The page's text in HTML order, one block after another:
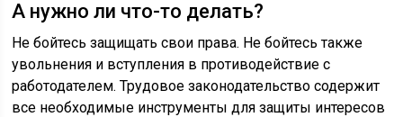
А нужно ли что-то делать?
Не бойтесь защищать свои права. Не бойтесь также
увольнения и вступления в противодействие с
работодателем. Трудовое законодательство содержит
все необходимые инструменты для защиты интересов